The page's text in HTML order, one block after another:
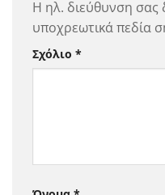
Η ηλ. διεύθυνση σας
υποχρεωτικά πεδία
Σχόλιο *